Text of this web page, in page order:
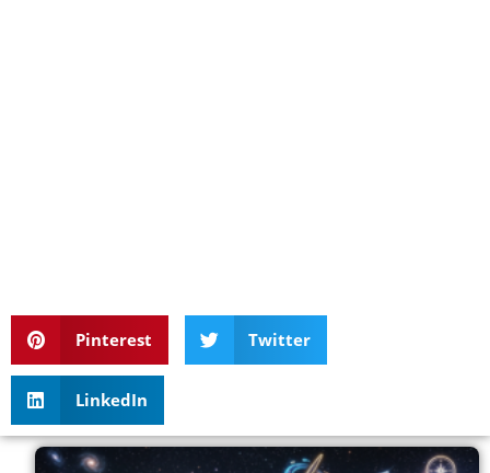
Pinterest Twitter
LinkedIn